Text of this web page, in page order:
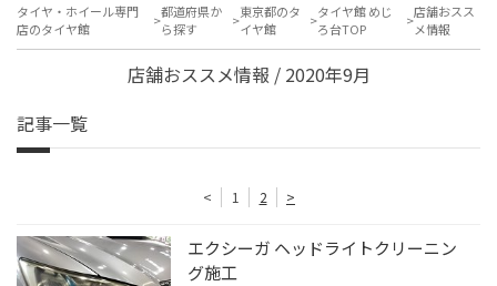
タイヤ・ホイール専門
店のタイヤ館
都道府県か
ら探す
東京都のタ
イヤ館
タイヤ館 めじ
ろ台TOP
店舗おスス
メ情報
店舗おススメ情報 / 2020年9月
記事一覧
< 1 2 >
エクシーガ ヘッドライトクリーニン
グ施工